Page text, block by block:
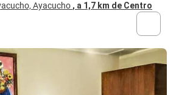
Ayacucho , a 1,7 km de Centro